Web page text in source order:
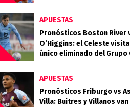
APUESTAS
Pronósticos Boston River
O’Higgins: el Celeste
único eliminado del Grupo
APUESTAS
Pronósticos Friburgo vs
Villa: Buitres y Villanos